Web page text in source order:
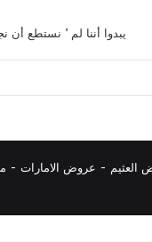
يبدوا أننا لم ’ نستطع
العثيم - عروض الامارات -